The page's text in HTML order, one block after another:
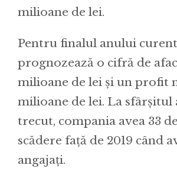
milioane de lei.
Pentru finalul anului
prognozează o cifră de
milioane de lei și un profit
milioane de lei. La sfârșitul
trecut, compania avea 33
scădere față de 2019 când
angajați.